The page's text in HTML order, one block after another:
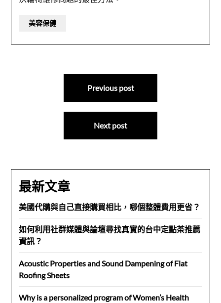
美容保健
Previous post
Next post
最新文章
美國代購與自己直接購買相比，哪個整體費用更省？
如何利用社群媒體與論壇尋找真實的台中定點茶推薦
資訊？
Acoustic Properties and Sound Dampening of Flat
Roofing Sheets
Why is a personalized program of Women’s Health